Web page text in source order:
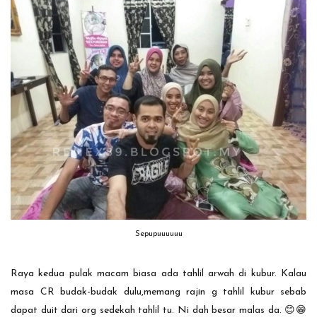
Sepupuuuuuu
Raya kedua pulak macam biasa ada tahlil arwah di kubur. Kalau
masa CR budak-budak dulu,memang rajin g tahlil kubur sebab
dapat duit dari org sedekah tahlil tu. Ni dah besar malas da. 😊😁